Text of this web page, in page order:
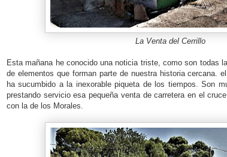
La Venta del Cerrillo
Esta mañana he conocido una noticia triste, como son todas
de elementos que forman parte de nuestra historia cercana.
ha sucumbido a la inexorable piqueta de los tiempos. Son
prestando servicio esa pequeña venta de carretera en el
con la de los Morales.